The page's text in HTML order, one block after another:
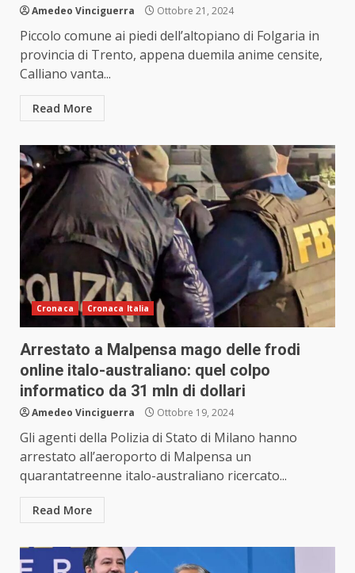
Amedeo Vinciguerra Ottobre 21, 2024
Piccolo comune ai piedi dell’altopiano di Folgaria in
provincia di Trento, appena duemila anime censite,
Calliano vanta...
Read More
Cronaca Cronaca Italia
Arrestato a Malpensa mago delle frodi
online italo-australiano: quel colpo
informatico da 31 mln di dollari
Amedeo Vinciguerra Ottobre 19, 2024
Gli agenti della Polizia di Stato di Milano hanno
arrestato all’aeroporto di Malpensa un
quarantatreenne italo-australiano ricercato...
Read More